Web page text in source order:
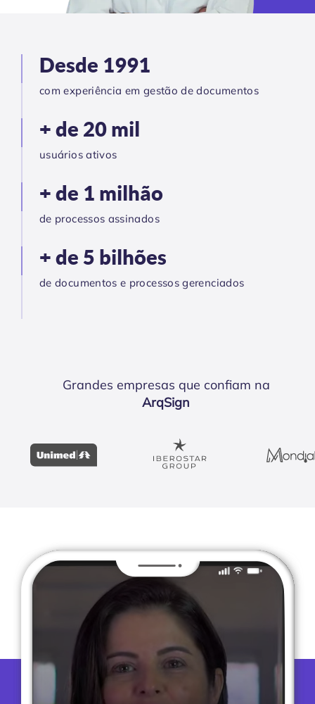
Desde 1991
com experiência em gestão de documentos
+ de 20 mil
usuários ativos
+ de 1 milhão
de processos assinados
+ de 5 bilhões
de documentos e processos gerenciados
Grandes empresas que confiam na
ArqSign